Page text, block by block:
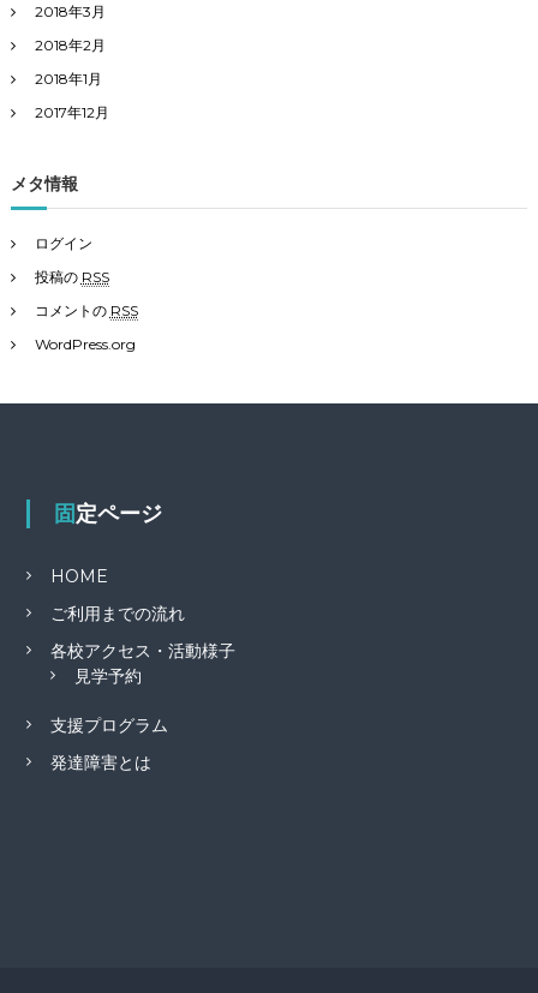
2018年3月
2018年2月
2018年1月
2017年12月
メタ情報
ログイン
投稿の RSS
コメントの RSS
WordPress.org
固定ページ
HOME
ご利用までの流れ
各校アクセス・活動様子
見学予約
支援プログラム
発達障害とは